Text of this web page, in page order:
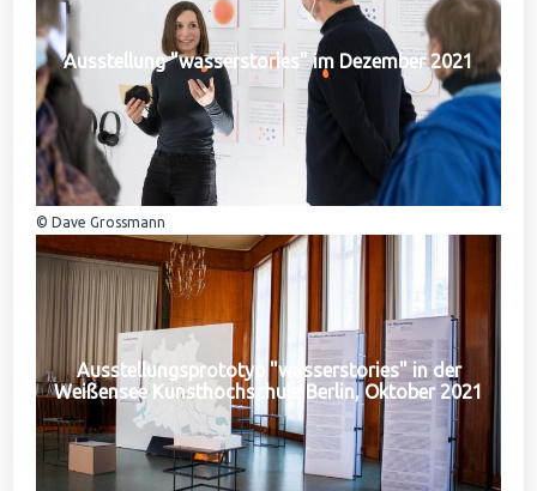
Ausstellung "wasserstories" im Dezember 2021
© Dave Grossmann
Ausstellungsprototyp "wasserstories" in der
Weißensee Kunsthochschule Berlin, Oktober 2021